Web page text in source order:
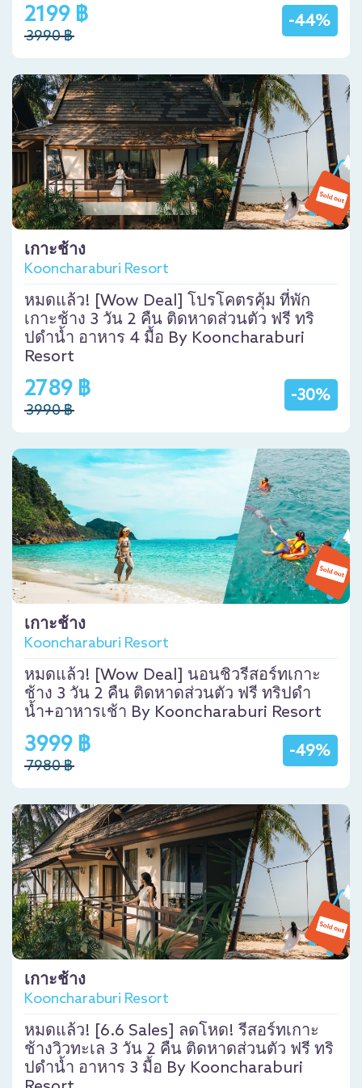
-44%
2199 ฿
3990 ฿
เกาะช้าง
Kooncharaburi Resort
หมดแล้ว! [Wow Deal] โปรโคตรคุ้ม ที่พัก
เกาะช้าง 3 วัน 2 คืน ติดหาดส่วนตัว ฟรี ทริ
ปดำน้ำ อาหาร 4 มื้อ By Kooncharaburi
Resort
-30%
2789 ฿
3990 ฿
เกาะช้าง
Kooncharaburi Resort
หมดแล้ว! [Wow Deal] นอนชิวรีสอร์ทเกาะ
ช้าง 3 วัน 2 คืน ติดหาดส่วนตัว ฟรี ทริปดำ
น้ำ+อาหารเช้า By Kooncharaburi Resort
-49%
3999 ฿
7980 ฿
เกาะช้าง
Kooncharaburi Resort
หมดแล้ว! [6.6 Sales] ลดโหด! รีสอร์ทเกาะ
ช้างวิวทะเล 3 วัน 2 คืน ติดหาดส่วนตัว ฟรี ทริ
ปดำน้ำ อาหาร 3 มื้อ By Kooncharaburi